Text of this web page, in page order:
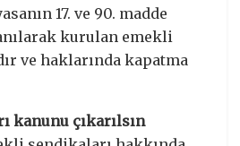
17. ve 90. madde
kurulan emekli
ve haklarında kapatma
kanunu çıkarılsın